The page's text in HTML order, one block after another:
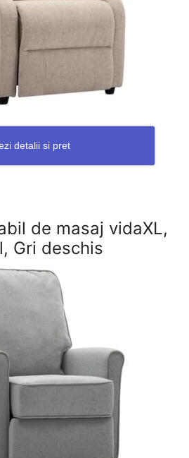
detalii si pret
de masaj vidaXL,
Gri deschis